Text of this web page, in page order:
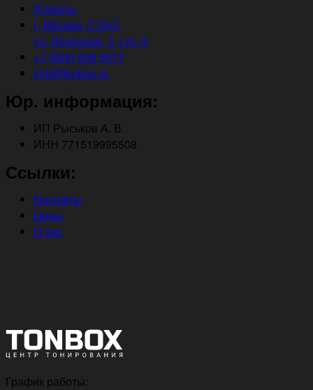
Я.Карты
г. Москва, СЗАО,
ул. Лодочная, 3, стр. 5
+7 (929) 939 5577
info@tonbox.ru
Юр. информация:
ИП Рыськов А. В.
ИНН 771519995508
Ссылки:
Контакты
Цены
О нас
График работы: